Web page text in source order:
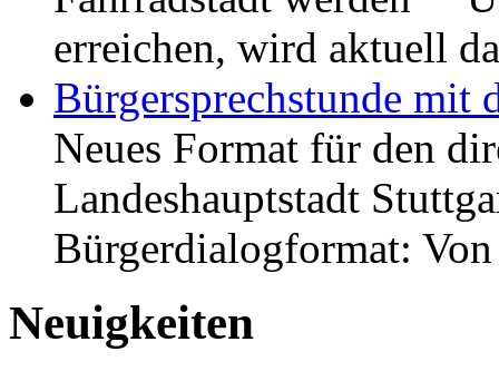
erreichen, wird aktuell
Bürgersprechstunde mit
Neues Format für den
Landeshauptstadt
Bürgerdialogformat:
Neuigkeiten